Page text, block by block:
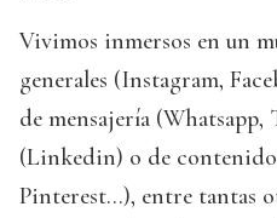
Vivimos inmersos en un
generales (Instagram,
de mensajería
(Linkedin) o de
Pinterest…), entre tantas